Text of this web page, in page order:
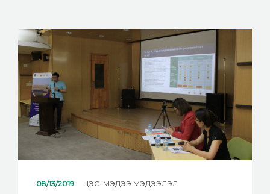
08/13/2019 ЦЭС: МЭДЭЭ МЭДЭЭЛЭЛ